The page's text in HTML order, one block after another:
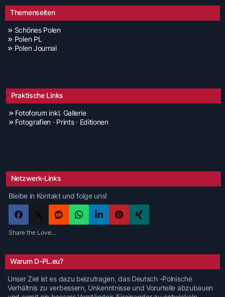
Themenseiten
Schönes Polen
Polen PL
Polen Journal
Praktische Links
Fotoforum inkl. Gallerie
Fotografien · Prints · Editionen
Netzwerk-Links
Bleibe in Kontakt und folge uns!
Share the Love...
Warum D-PL.eu?
Unser Ziel ist es dazu beizutragen, das Deutsch -Polnische
Verhältnis zu verbessern, Unkenntnisse und Vorurteile abzubauen